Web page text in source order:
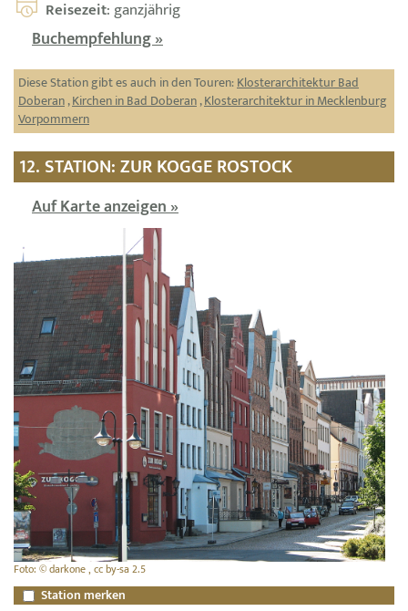
Reisezeit: ganzjährig
Buchempfehlung »
Diese Station gibt es auch in den Touren:Klosterarchitektur Bad
Doberan,Kirchen in Bad Doberan,Klosterarchitektur in Mecklenburg
Vorpommern
12. STATION: ZUR KOGGE ROSTOCK
Auf Karte anzeigen »
Foto: © darkone , cc by-sa 2.5
Station merken